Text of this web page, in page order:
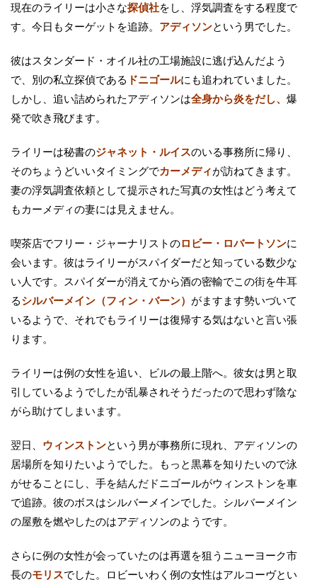
現在のライリーは小さな探偵社をし、浮気調査をする程度で
す。今日もターゲットを追跡。 アディソンという男でした。
彼はスタンダード・オイル社の工場施設に逃げ込んだよう
で、別の私立探偵である ドニゴールにも追われていました。
しかし、追い詰められたアディソンは全身から炎をだし、 爆
発で吹き飛びます。
ライリーは秘書のジャネット・ルイスのいる事務所に帰り、
そのちょうどいいタイミングでカーメディが訪ねてきます。
妻の浮気調査依頼として提示された写真の女性はどう考えて
もカーメディの妻には見えません。
喫茶店でフリー・ジャーナリストのロビー・ロバートソンに
会います。彼はライリーがスパイダーだと知っている数少な
い人です。スパイダーが消えてから酒の密輸でこの街を牛耳
るシルバーメイン（フィン・バーン） がますます勢いづいて
いるようで、それでもライリーは復帰する気はないと言い張
ります。
ライリーは例の女性を追い、ビルの最上階へ。彼女は男と取
引しているようでしたが乱暴されそうだったので思わず陰な
がら助けてしまいます。
翌日、 ウィンストンという男が事務所に現れ、アディソンの
居場所を知りたいようでした。もっと黒幕を知りたいので泳
がせることにし、手を結んだドニゴールがウィンストンを車
で追跡。彼のボスはシルバーメインでした。シルバーメイン
の屋敷を燃やしたのはアディソンのようです。
さらに例の女性が会っていたのは再選を狙うニューヨーク市
長のモリスでした。ロビーいわく例の女性はアルコーヴとい